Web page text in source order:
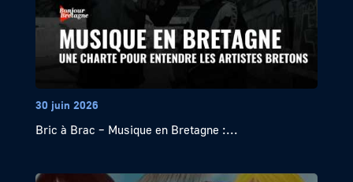
30 juin 2026
Bric à Brac – Musique en Bretagne :...